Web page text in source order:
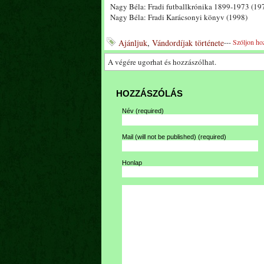
Nagy Béla: Fradi futballkrónika 1899-1973
Nagy Béla: Fradi Karácsonyi könyv (1998)
Ajánljuk, Vándordíjak története---Szóljon
A végére ugorhat és hozzászólhat.
HOZZÁSZÓLÁS
Név (required)
Mail (will not be published) (required)
Honlap